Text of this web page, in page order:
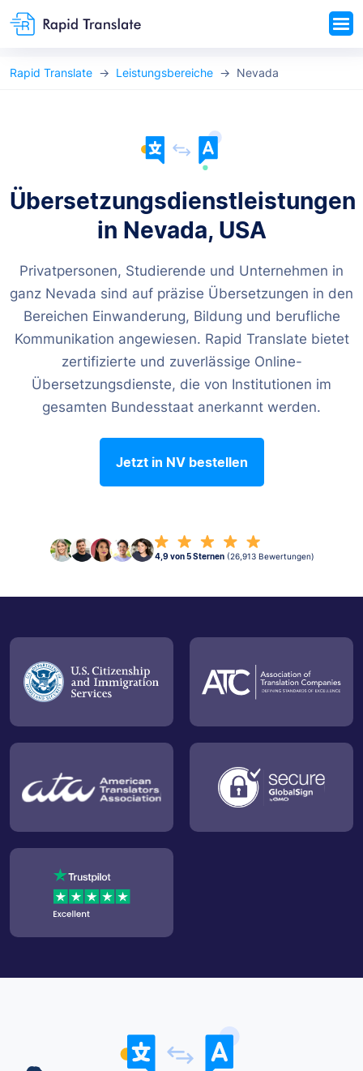
Rapid Translate Leistungsbereiche Nevada
Übersetzungsdienstleistungen
in Nevada, USA
Privatpersonen, Studierende und Unternehmen in
ganz Nevada sind auf präzise Übersetzungen in den
Bereichen Einwanderung, Bildung und berufliche
Kommunikation angewiesen. Rapid Translate bietet
zertifizierte und zuverlässige Online-
Übersetzungsdienste, die von Institutionen im
gesamten Bundesstaat anerkannt werden.
Jetzt in NV bestellen
4,9 von 5 Sternen (26,913 Bewertungen)